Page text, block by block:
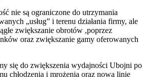
nie są ograniczone do utrzymania
„usług” i terenu działania firmy, ale
zwiększanie obrotów ,poprzez
oraz zwiększanie gamy oferowanych
się do zwiększenia wydajności Ubojni po
chłodzenia i mrożenia oraz nową linię